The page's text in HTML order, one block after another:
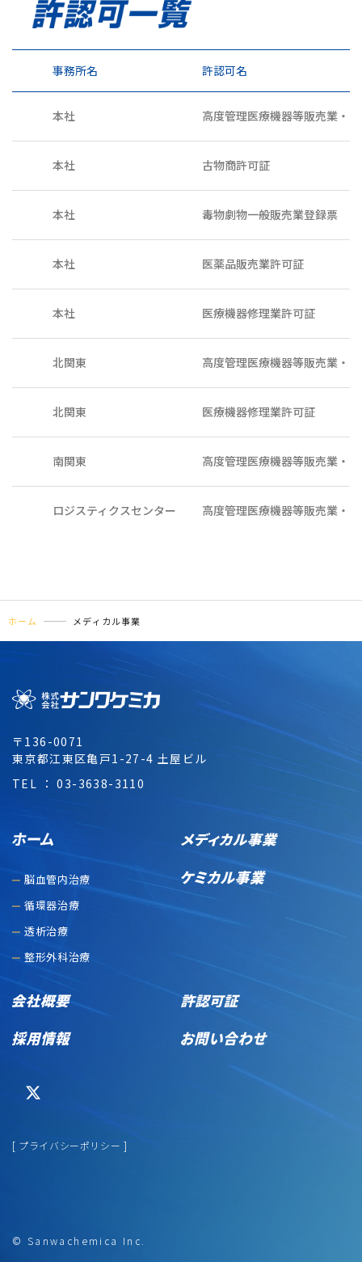
事務所名 許認可名
本社 高度管理医療機器等販売業・
本社 古物商許可証
本社 毒物劇物一般販売業登録票
本社 医薬品販売業許可証
本社 医療機器修理業許可証
北関東 高度管理医療機器等販売業・
北関東 医療機器修理業許可証
南関東 高度管理医療機器等販売業・
ロジスティクスセンター 高度管理医療機器等販売業・
ホーム メディカル事業
〒136-0071
東京都江東区亀戸1-27-4 土屋ビル
TEL ： 03-3638-3110
脳血管内治療
循環器治療
透析治療
整形外科治療
© Sanwachemica Inc.
[ プライバシーポリシー ]